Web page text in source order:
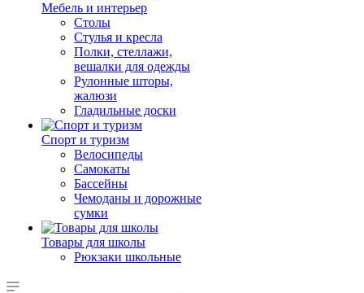
Мебель и интерьер
Столы
Стулья и кресла
Полки, стеллажи,
вешалки для одежды
Рулонные шторы,
жалюзи
Гладильные доски
Спорт и туризм
Велосипеды
Самокаты
Бассейны
Чемоданы и дорожные
сумки
Товары для школы
Рюкзаки школьные